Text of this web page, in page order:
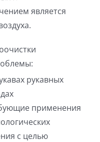
является
рукавных
применения
с целью